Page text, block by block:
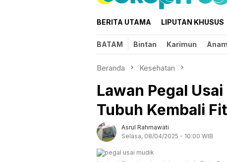
BERITA UTAMA LIPUTAN KHUSUS
BATAM Bintan Karimun
Beranda Kesehatan
Lawan Pegal
Tubuh Kembali Fit
Asrul Rahmawati
Selasa, 08/04/2025 - 10:00 WIB